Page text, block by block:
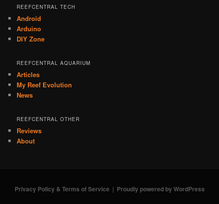
REEFCENTRAL TECH
Android
Arduino
DIY Zone
REEFCENTRAL AQUARIUM
Articles
My Reef Evolution
News
REEFCENTRAL OTHER
Reviews
About
Privacy Policy & Terms of Service Proudly powered by WordPress